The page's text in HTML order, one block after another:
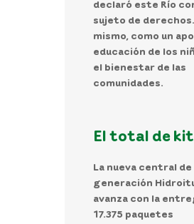
declaró este Río
sujeto de
mismo, como un
educación de los
el bienestar de las
comunidades.
El total de
La nueva central de
generación
avanza con la
17.375 paquetes